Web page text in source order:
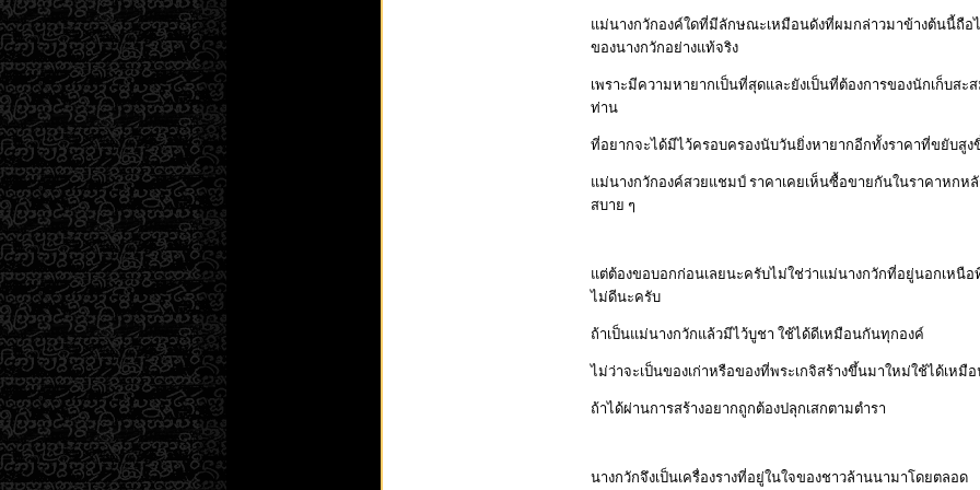
แม่นางกวักองค์ใดที่มีลักษณะเหมือนดังที่ผมกล่าวมาข้างต้นนี้ถือ
ของนางกวักอย่างแท้จริง
เพราะมีความหายากเป็นที่สุดและยังเป็นที่ต้องการของนักเก็บสะส
ท่าน
ที่อยากจะได้มีไว้ครอบครองนับวันยิ่งหายากอีกทั้งราคาที่ขยับสู
แม่นางกวักองค์สวยแชมป์ ราคาเคยเห็นซื้อขายกันในราคาหกห
สบาย ๆ
แต่ต้องขอบอกก่อนเลยนะครับไม่ใช่ว่าแม่นางกวักที่อยู่นอกเหนื
ไม่ดีนะครับ
ถ้าเป็นแม่นางกวักแล้วมีไว้บูชา ใช้ได้ดีเหมือนกันทุกองค์
ไม่ว่าจะเป็นของเก่าหรือของที่พระเกจิสร้างขึ้นมาใหม่ใช้ได้เหมื
ถ้าได้ผ่านการสร้างอยากถูกต้องปลุกเสกตามตำรา
นางกวักจึงเป็นเครื่องรางที่อยู่ในใจของชาวล้านนามาโดยตลอด